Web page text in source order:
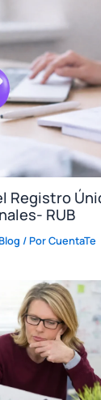
Registro
RUB
/ PorCuentaTe